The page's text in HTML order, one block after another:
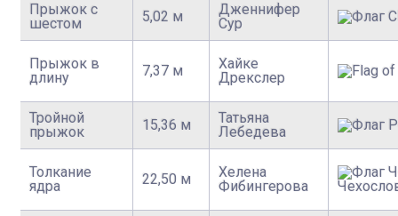
Прыжок с
шестом
5,02 м
Дженнифер
Сур
Прыжок в
длину
7,37 м
Хайке
Дрекслер
Тройной
прыжок
15,36 м
Татьяна
Лебедева
Толкание
ядра
22,50 м
Хелена
Фибингерова